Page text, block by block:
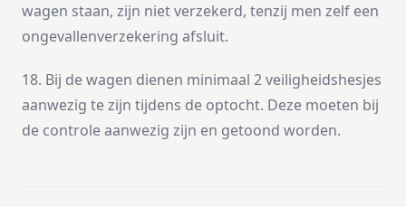
wagen staan, zijn niet verzekerd, tenzij men zelf een
ongevallenverzekering afsluit.
18. Bij de wagen dienen minimaal 2 veiligheidshesjes
aanwezig te zijn tijdens de optocht. Deze moeten bij
de controle aanwezig zijn en getoond worden.